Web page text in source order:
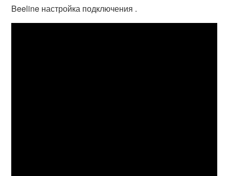
Beeline настройка подключения .